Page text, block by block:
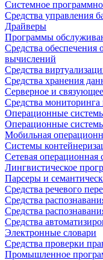
Системное
Средства управления
Драйверы
Программы
Средства обеспечения
вычислений
Средства
Средства хранения
Серверное и
Средства мониторинга
Операционные
Операционные
Мобильная
Системы
Сетевая операционная
Лингвистическое
Парсеры и
Средства речевого
Средства
Средства
Средства
Электронные словари
Средства проверки
Промышленное